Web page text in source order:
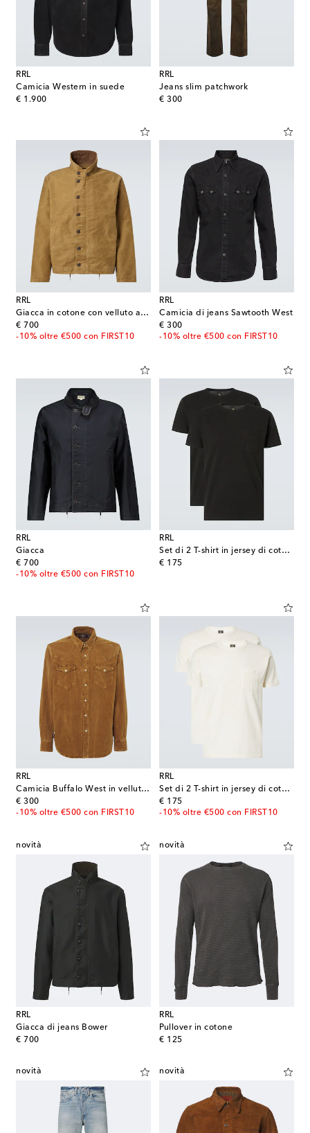
RRL
Camicia Western in suede
€ 1.900
original price
RRL
Jeans slim patchwork
€ 300
original price
RRL
Giacca in cotone con velluto a coste
€ 700
original price
-10% oltre €500 con FIRST10
RRL
Camicia di jeans Sawtooth West
€ 300
original price
-10% oltre €500 con FIRST10
RRL
Giacca
€ 700
original price
-10% oltre €500 con FIRST10
RRL
Set di 2 T-shirt in jersey di cotone
€ 175
original price
RRL
Camicia Buffalo West in velluto a coste
€ 300
original price
-10% oltre €500 con FIRST10
RRL
Set di 2 T-shirt in jersey di cotone
€ 175
original price
-10% oltre €500 con FIRST10
novità
RRL
Giacca di jeans Bower
€ 700
original price
novità
RRL
Pullover in cotone
€ 125
original price
novità novità